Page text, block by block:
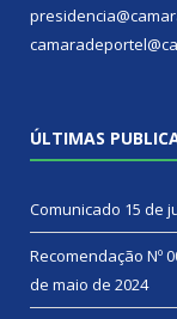
ÚLTIMAS
Comunicado 15 de
Recomendação Nº
de maio de 2024